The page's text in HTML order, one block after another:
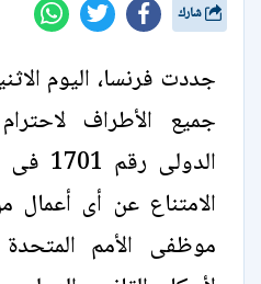
جددت فرنسا، اليوم
جميع الأطراف
الامتناع عن أى
موظفى الأمم